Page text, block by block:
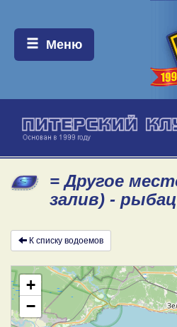
Меню:
Меню
= Другое
залив) -
К списку водоемов
+
−